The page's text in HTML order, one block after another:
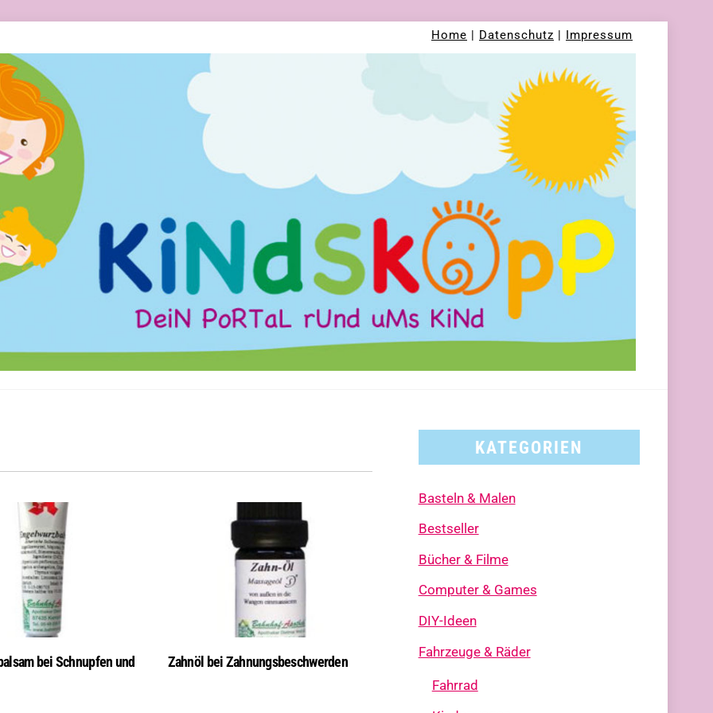
Home | Datenschutz | Impressum
bei Schnupfen und
Zahnöl bei Zahnungsbeschwerden
KATEGORIEN
Basteln & Malen
Bestseller
Bücher & Filme
Computer & Games
DIY-Ideen
Fahrzeuge & Räder
Fahrrad